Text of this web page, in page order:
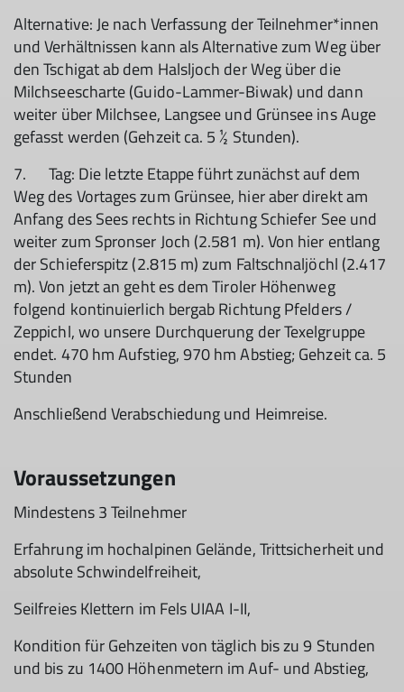
Alternative: Je nach Verfassung der Teilnehmer*innen
und Verhältnissen kann als Alternative zum Weg über
den Tschigat ab dem Halsljoch der Weg über die
Milchseescharte (Guido-Lammer-Biwak) und dann
weiter über Milchsee, Langsee und Grünsee ins Auge
gefasst werden (Gehzeit ca. 5 ½ Stunden).
7. Tag: Die letzte Etappe führt zunächst auf dem
Weg des Vortages zum Grünsee, hier aber direkt am
Anfang des Sees rechts in Richtung Schiefer See und
weiter zum Spronser Joch (2.581 m). Von hier entlang
der Schieferspitz (2.815 m) zum Faltschnaljöchl (2.417
m). Von jetzt an geht es dem Tiroler Höhenweg
folgend kontinuierlich bergab Richtung Pfelders /
Zeppichl, wo unsere Durchquerung der Texelgruppe
endet. 470 hm Aufstieg, 970 hm Abstieg; Gehzeit ca. 5
Stunden
Anschließend Verabschiedung und Heimreise.
Voraussetzungen
Mindestens 3 Teilnehmer
Erfahrung im hochalpinen Gelände, Trittsicherheit und
absolute Schwindelfreiheit,
Seilfreies Klettern im Fels UIAA I-II,
Kondition für Gehzeiten von täglich bis zu 9 Stunden
und bis zu 1400 Höhenmetern im Auf- und Abstieg,